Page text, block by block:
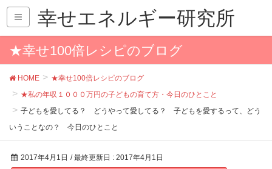
幸せエネルギー研究所
★幸せ100倍レシピのブログ
HOME
★幸せ100倍レシピのブログ
★私の年収１０００万円の子どもの育て方・今日のひとこと
子どもを愛してる？ どうやって愛してる？ 子どもを愛するって、どう
いうことなの？ 今日のひとこと
2017年4月1日 / 最終更新日 : 2017年4月1日